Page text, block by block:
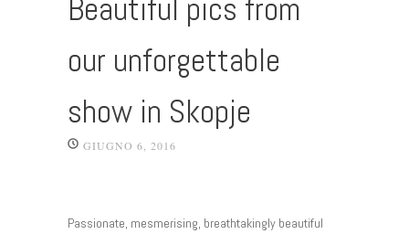
Beautiful pics from
our unforgettable
show in Skopje
GIUGNO 6, 2016
Passionate, mesmerising, breathtakingly beautiful